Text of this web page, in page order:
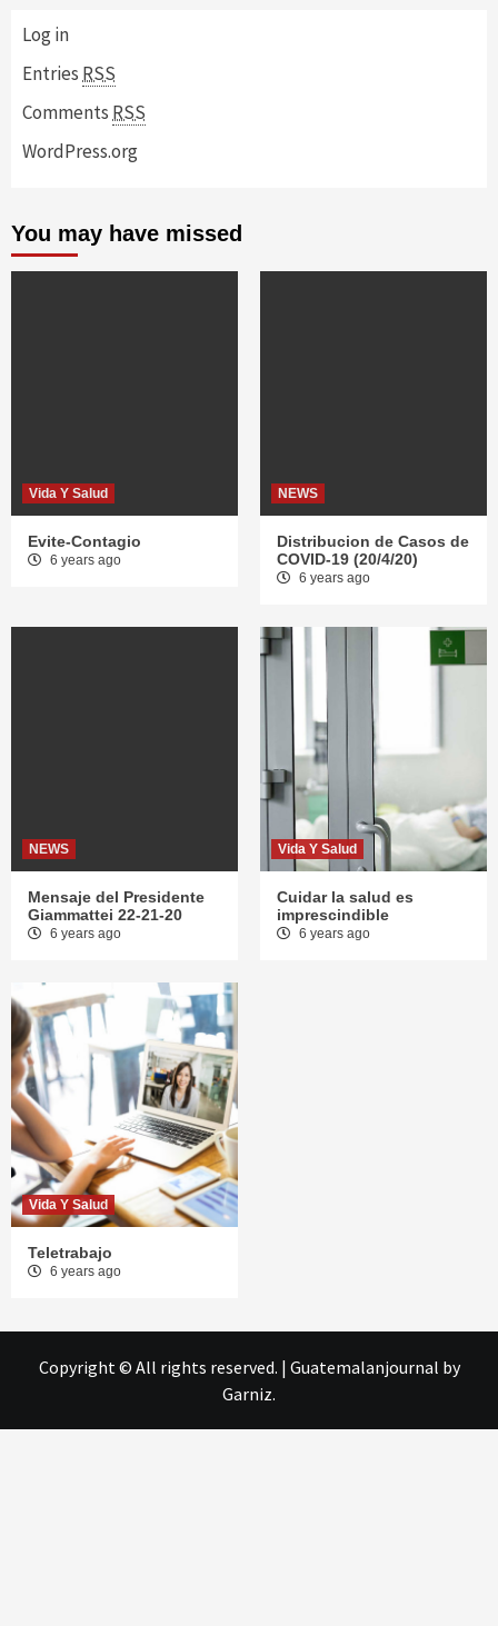
Log in
Entries RSS
Comments RSS
WordPress.org
You may have missed
Vida Y Salud
Evite-Contagio
6 years ago
NEWS
Distribucion de Casos de
COVID-19 (20/4/20)
6 years ago
NEWS
Mensaje del Presidente
Giammattei 22-21-20
6 years ago
Vida Y Salud
Cuidar la salud es
imprescindible
6 years ago
Vida Y Salud
Teletrabajo
6 years ago
Copyright © All rights reserved. | Guatemalanjournal by
Garniz.